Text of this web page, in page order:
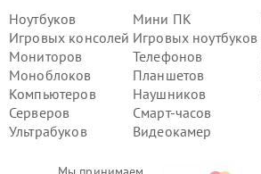
Ноутбуков
Игровых консолей
Мониторов
Моноблоков
Компьютеров
Серверов
Ультрабуков
Мини ПК
Игровых ноутбуков
Телефонов
Планшетов
Наушников
Смарт-часов
Видеокамер
Ремонт блока управления монитора
Asus в г.Самара
Ремонт блока управления монитора
Asus в г.Пермь
Ремонт блока управления монитора
Asus в г.Красноярск
Ремонт блока управления монитора
Asus в г.Ижевск
Asus в г. Челябинск